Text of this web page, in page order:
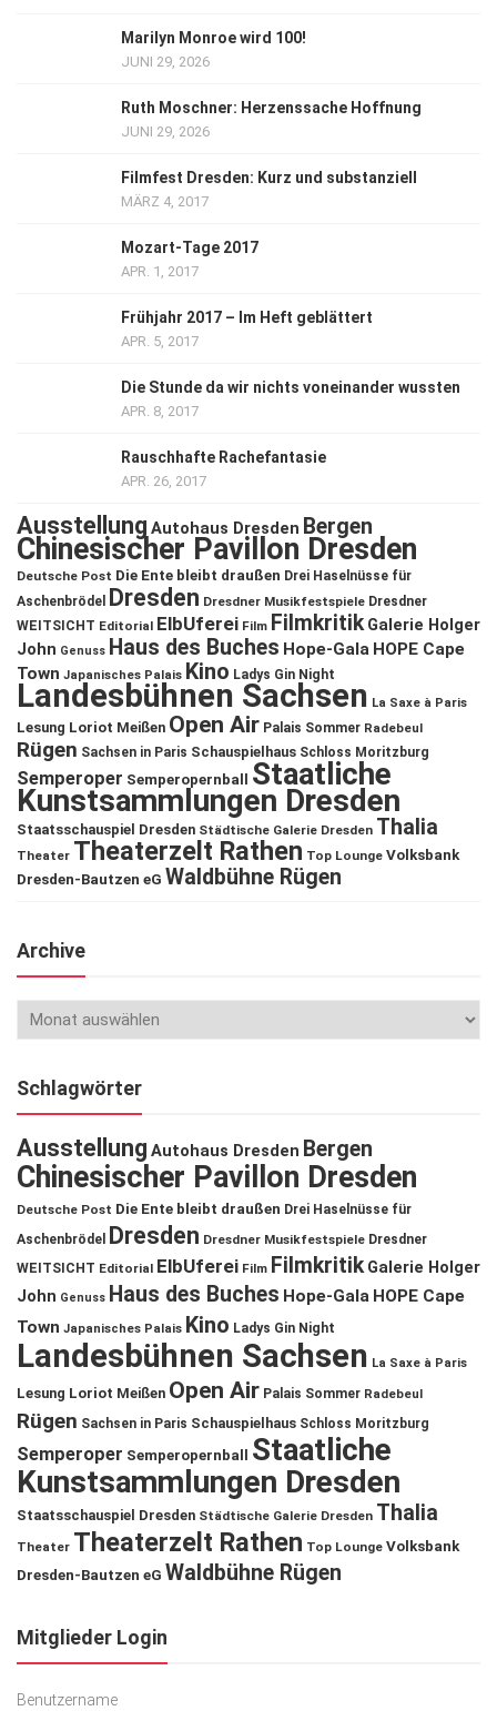
Marilyn Monroe wird 100!
JUNI 29, 2026
Ruth Moschner: Herzenssache Hoffnung
JUNI 29, 2026
Filmfest Dresden: Kurz und substanziell
MÄRZ 4, 2017
Mozart-Tage 2017
APR. 1, 2017
Frühjahr 2017 – Im Heft geblättert
APR. 5, 2017
Die Stunde da wir nichts voneinander wussten
APR. 8, 2017
Rauschhafte Rachefantasie
APR. 26, 2017
Ausstellung Autohaus Dresden Bergen
Chinesischer Pavillon Dresden
Deutsche Post Die Ente bleibt draußen Drei Haselnüsse für
Aschenbrödel
Dresden Dresdner Musikfestspiele Dresdner
WEITSICHT Editorial ElbUferei Film Filmkritik Galerie Holger
John Genuss Haus des Buches Hope-Gala HOPE Cape
Town Japanisches Palais Kino Ladys Gin Night
Landesbühnen Sachsen La Saxe à Paris
Lesung Loriot Meißen Open Air Palais Sommer Radebeul
Rügen Sachsen in Paris Schauspielhaus Schloss Moritzburg
Semperoper Semperopernball Staatliche
Kunstsammlungen Dresden
Staatsschauspiel Dresden Städtische Galerie Dresden Thalia
Theater Theaterzelt Rathen Top Lounge Volksbank
Dresden-Bautzen eG Waldbühne Rügen
Archive
Schlagwörter
Ausstellung Autohaus Dresden Bergen
Chinesischer Pavillon Dresden
Deutsche Post Die Ente bleibt draußen Drei Haselnüsse für
Aschenbrödel
Dresden Dresdner Musikfestspiele Dresdner
WEITSICHT Editorial ElbUferei Film Filmkritik Galerie Holger
John Genuss Haus des Buches Hope-Gala HOPE Cape
Town Japanisches Palais Kino Ladys Gin Night
Landesbühnen Sachsen La Saxe à Paris
Lesung Loriot Meißen Open Air Palais Sommer Radebeul
Rügen Sachsen in Paris Schauspielhaus Schloss Moritzburg
Semperoper Semperopernball
Staatliche
Kunstsammlungen Dresden
Staatsschauspiel Dresden Städtische Galerie Dresden Thalia
Theater Theaterzelt Rathen Top Lounge Volksbank
Dresden-Bautzen eG Waldbühne Rügen
Mitglieder Login
Benutzername